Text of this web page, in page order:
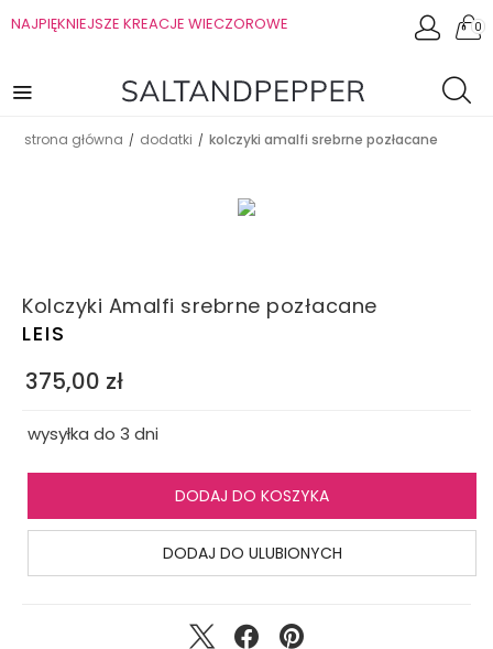
NAJPIĘKNIEJSZE KREACJE WIECZOROWE 0
strona główna / dodatki / kolczyki amalfi srebrne pozłacane
Kolczyki Amalfi srebrne pozłacane
LEIS
375,00 zł
wysyłka do 3 dni
DODAJ DO KOSZYKA
DODAJ DO ULUBIONYCH